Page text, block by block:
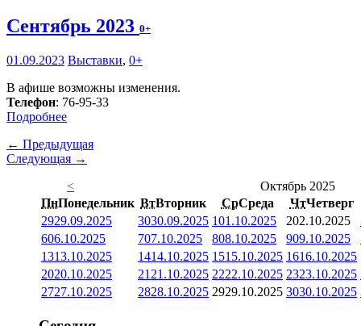
Сентябрь 2023 0+
01.09.2023 Выставки, 0+
В афише возможны изменения.
Телефон: 76-95-33
Подробнее
← Предыдущая
Следующая →
<
Октябрь 2025
ПнПонедельник ВтВторник СрСреда ЧтЧетверг
2929.09.2025 3030.09.2025 101.10.2025 202.10.2025
606.10.2025 707.10.2025 808.10.2025 909.10.2025
1313.10.2025 1414.10.2025 1515.10.2025 1616.10.2025
2020.10.2025 21 21.10.2025 2222.10.2025 2323.10.2025
2727.10.2025 2828.10.2025 2929.10.2025 3030.10.2025